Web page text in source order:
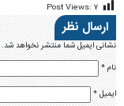
Post Views: ۷
ارسال نظر
نشانی ایمیل شما منتشر نخواهد شد.
نام*
ایمیل*